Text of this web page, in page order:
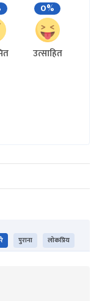
0%
उत्साहित
पुराना लोकप्रिय